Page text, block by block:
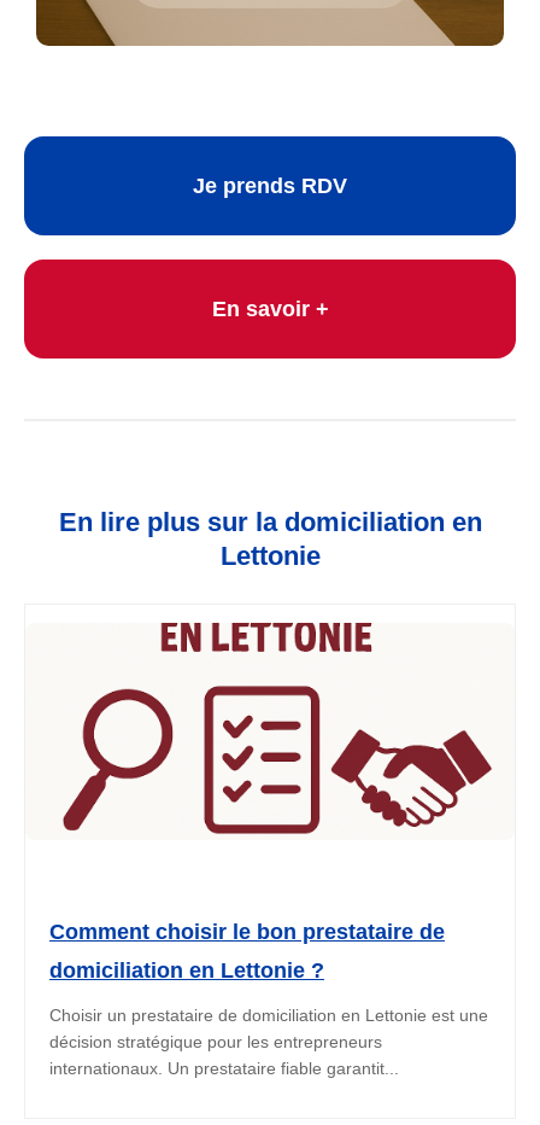
Je prends RDV
En savoir +
En lire plus sur la domiciliation en
Lettonie
Comment choisir le bon prestataire de
domiciliation en Lettonie ?
Choisir un prestataire de domiciliation en Lettonie est une
décision stratégique pour les entrepreneurs
internationaux. Un prestataire fiable garantit...